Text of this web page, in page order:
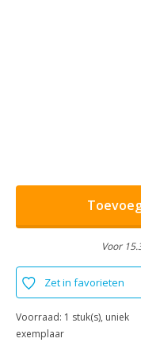
Voor
Zet in favorieten
Voorraad: 1 stuk(s), uniek
exemplaar